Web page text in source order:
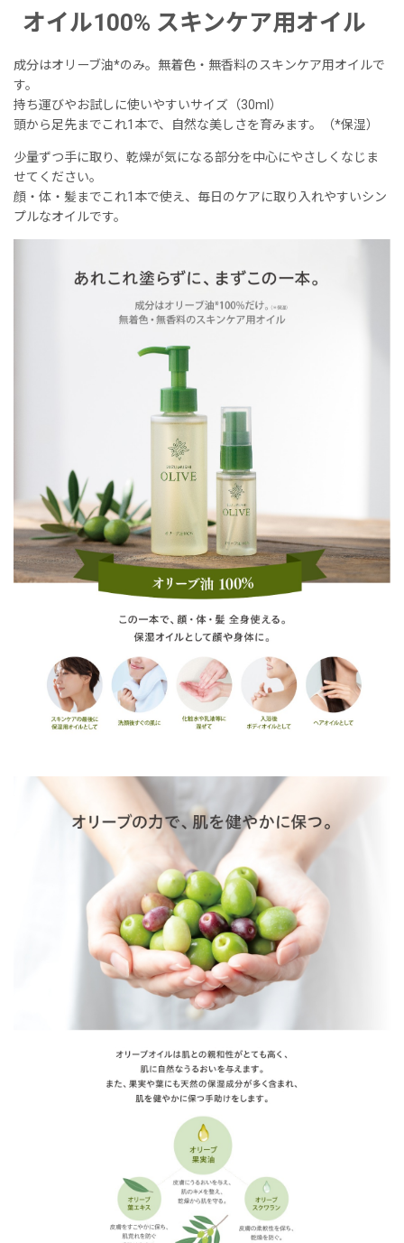
オイル100% スキンケア用オイル
成分はオリーブ油*のみ。無着色・無香料のスキンケア用オイルで
す。
持ち運びやお試しに使いやすいサイズ（30ml）
頭から足先までこれ1本で、自然な美しさを育みます。（*保湿）
少量ずつ手に取り、乾燥が気になる部分を中心にやさしくなじま
せてください。
顔・体・髪までこれ1本で使え、毎日のケアに取り入れやすいシン
プルなオイルです。